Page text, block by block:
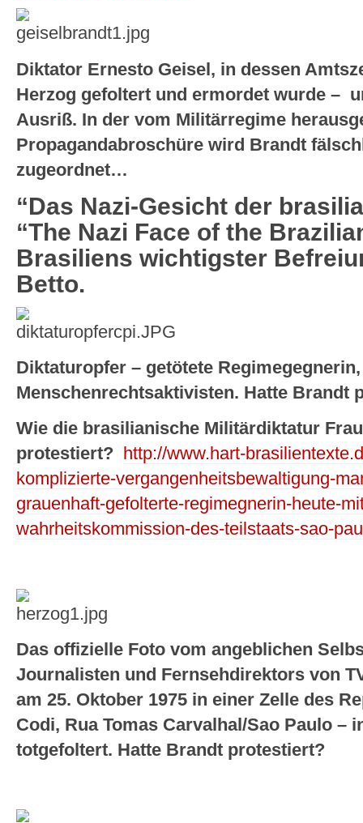
Diktator Ernesto Geisel, in dessen
Herzog gefoltert und ermordet wurde –
Ausriß. In der vom Militärregime
Propagandabroschüre wird Brandt
zugeordnet…
“Das Nazi-Gesicht der
“The Nazi Face of the
Brasiliens wichtigster
Betto.
Diktaturopfer – getötete
Menschenrechtsaktivisten. Hatte Brandt
Wie die brasilianische Militärdiktatur
protestiert?
http://www.hart-
komplizierte-vergangenheitsbewaltigung-
grauenhaft-gefolterte-regimegnerin-heute-
wahrheitskommission-des-teilstaats-sao-
Das offizielle Foto vom angeblichen
Journalisten und Fernsehdirektors von
am 25. Oktober 1975 in einer Zelle des
Codi, Rua Tomas Carvalhal/Sao Paulo –
totgefoltert. Hatte Brandt protestiert?